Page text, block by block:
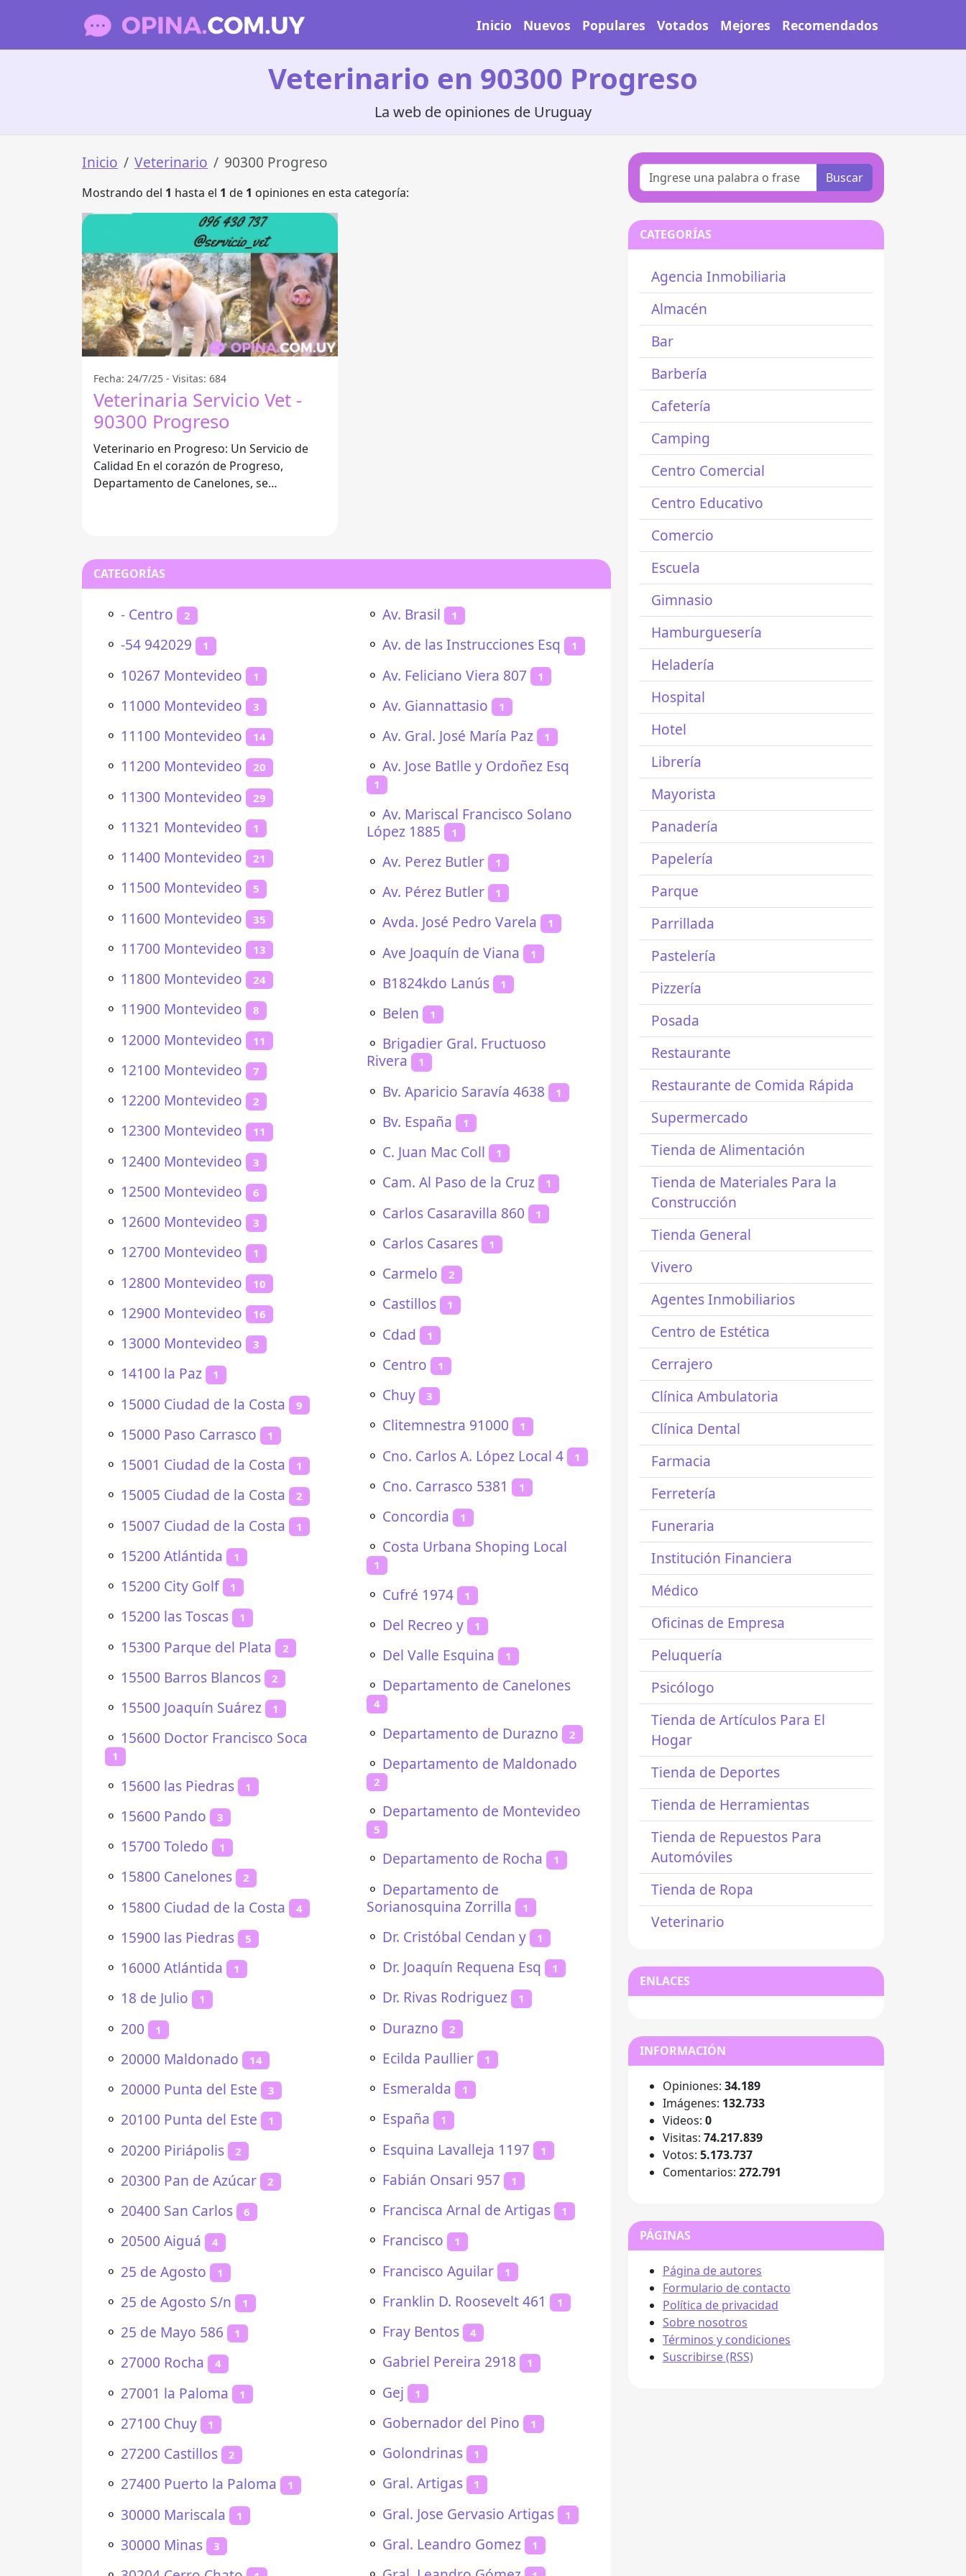
Inicio Nuevos Populares Votados Mejores Recomendados
Veterinario en 90300 Progreso
La web de opiniones de Uruguay
Inicio Veterinario 90300 Progreso
Mostrando del 1 hasta el 1 de 1 opiniones en esta categoría:
Fecha: 24/7/25 - Visitas: 684
Veterinaria Servicio Vet -
90300 Progreso
Veterinario en Progreso: Un Servicio de
Calidad En el corazón de Progreso,
Departamento de Canelones, se
CATEGORÍAS
⚬ - Centro 2
⚬ -54 942029 1
⚬ 10267 Montevideo 1
⚬ 11000 Montevideo 3
⚬ 11100 Montevideo 14
⚬ 11200 Montevideo 20
⚬ 11300 Montevideo 29
⚬ 11321 Montevideo 1
⚬ 11400 Montevideo 21
⚬ 11500 Montevideo 5
⚬ 11600 Montevideo 35
⚬ 11700 Montevideo 13
⚬ 11800 Montevideo 24
⚬ 11900 Montevideo 8
⚬ 12000 Montevideo 11
⚬ 12100 Montevideo 7
⚬ 12200 Montevideo 2
⚬ 12300 Montevideo 11
⚬ 12400 Montevideo 3
⚬ 12500 Montevideo 6
⚬ 12600 Montevideo 3
⚬ 12700 Montevideo 1
⚬ 12800 Montevideo 10
⚬ 12900 Montevideo 16
⚬ 13000 Montevideo 3
⚬ 14100 la Paz 1
⚬ 15000 Ciudad de la Costa 9
⚬ 15000 Paso Carrasco 1
⚬ 15001 Ciudad de la Costa 1
⚬ 15005 Ciudad de la Costa 2
⚬ 15007 Ciudad de la Costa 1
⚬ 15200 Atlántida 1
⚬ 15200 City Golf 1
⚬ 15200 las Toscas 1
⚬ 15300 Parque del Plata 2
⚬ 15500 Barros Blancos 2
⚬ 15500 Joaquín Suárez 1
⚬ 15600 Doctor Francisco Soca
1
⚬ 15600 las Piedras 1
⚬ 15600 Pando 3
⚬ 15700 Toledo 1
⚬ 15800 Canelones 2
⚬ 15800 Ciudad de la Costa 4
⚬ 15900 las Piedras 5
⚬ 16000 Atlántida 1
⚬ 18 de Julio 1
⚬ 200 1
⚬ 20000 Maldonado 14
⚬ 20000 Punta del Este 3
⚬ 20100 Punta del Este 1
⚬ 20200 Piriápolis 2
⚬ 20300 Pan de Azúcar 2
⚬ 20400 San Carlos 6
⚬ 20500 Aiguá 4
⚬ 25 de Agosto 1
⚬ 25 de Agosto S/n 1
⚬ 25 de Mayo 586 1
⚬ 27000 Rocha 4
⚬ 27001 la Paloma 1
⚬ 27100 Chuy 1
⚬ 27200 Castillos 2
⚬ 27400 Puerto la Paloma 1
⚬ 30000 Mariscala 1
⚬ 30000 Minas 3
⚬ Av. Brasil 1
⚬ Av. de las Instrucciones Esq 1
⚬ Av. Feliciano Viera 807 1
⚬ Av. Giannattasio 1
⚬ Av. Gral. José María Paz 1
⚬ Av. Jose Batlle y Ordoñez Esq
1
⚬ Av. Mariscal Francisco Solano
López 1885
1
⚬ Av. Perez Butler 1
⚬ Av. Pérez Butler 1
⚬ Avda. José Pedro Varela 1
⚬ Ave Joaquín de Viana 1
⚬ B1824kdo Lanús 1
⚬ Belen 1
⚬ Brigadier Gral. Fructuoso
Rivera
1
⚬ Bv. Aparicio Saravía 4638 1
⚬ Bv. España 1
⚬ C. Juan Mac Coll 1
⚬ Cam. Al Paso de la Cruz 1
⚬ Carlos Casaravilla 860 1
⚬ Carlos Casares 1
⚬ Carmelo 2
⚬ Castillos 1
⚬ Cdad 1
⚬ Centro 1
⚬ Chuy 3
⚬ Clitemnestra 91000 1
⚬ Cno. Carlos A. López Local 4 1
⚬ Cno. Carrasco 5381 1
⚬ Concordia 1
⚬ Costa Urbana Shoping Local
1
⚬ Cufré 1974 1
⚬ Del Recreo y 1
⚬ Del Valle Esquina 1
⚬ Departamento de Canelones
4
⚬ Departamento de Durazno 2
⚬ Departamento de Maldonado
2
⚬ Departamento de Montevideo
5
⚬ Departamento de Rocha 1
⚬ Departamento de
Sorianosquina Zorrilla
1
⚬ Dr. Cristóbal Cendan y 1
⚬ Dr. Joaquín Requena Esq 1
⚬ Dr. Rivas Rodriguez 1
⚬ Durazno 2
⚬ Ecilda Paullier 1
⚬ Esmeralda 1
⚬ España 1
⚬ Esquina Lavalleja 1197 1
⚬ Fabián Onsari 957 1
⚬ Francisca Arnal de Artigas 1
⚬ Francisco 1
⚬ Francisco Aguilar 1
⚬ Franklin D. Roosevelt 461 1
⚬ Fray Bentos 4
⚬ Gabriel Pereira 2918 1
⚬ Gej 1
⚬ Gobernador del Pino 1
⚬ Golondrinas 1
⚬ Gral. Artigas 1
⚬ Gral. Jose Gervasio Artigas 1
⚬ Gral. Leandro Gomez 1
Buscar
CATEGORÍAS
Agencia Inmobiliaria
Almacén
Bar
Barbería
Cafetería
Camping
Centro Comercial
Centro Educativo
Comercio
Escuela
Gimnasio
Hamburguesería
Heladería
Hospital
Hotel
Librería
Mayorista
Panadería
Papelería
Parque
Parrillada
Pastelería
Pizzería
Posada
Restaurante
Restaurante de Comida Rápida
Supermercado
Tienda de Alimentación
Tienda de Materiales Para la
Construcción
Tienda General
Vivero
Agentes Inmobiliarios
Centro de Estética
Cerrajero
Clínica Ambulatoria
Clínica Dental
Farmacia
Ferretería
Funeraria
Institución Financiera
Médico
Oficinas de Empresa
Peluquería
Psicólogo
Tienda de Artículos Para El
Hogar
Tienda de Deportes
Tienda de Herramientas
Tienda de Repuestos Para
Automóviles
Tienda de Ropa
Veterinario
ENLACES
INFORMACIÓN
Opiniones: 34.189
Imágenes: 132.733
Videos: 0
Visitas: 74.217.839
Votos: 5.173.737
Comentarios: 272.791
PÁGINAS
Página de autores
Formulario de contacto
Política de privacidad
Sobre nosotros
Términos y condiciones
Suscribirse (RSS)